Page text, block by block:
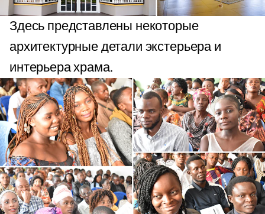
Здесь представлены некоторые
архитектурные детали экстерьера и
интерьера храма.